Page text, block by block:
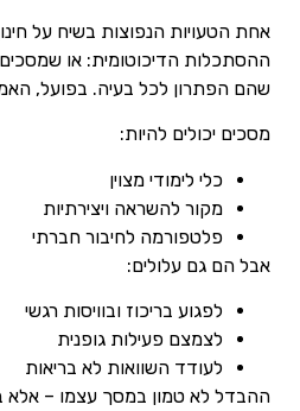
אחת הטעויות הנפוצות בשיח על
ההסתכלות הדיכוטומית: או שמסכים
שהם הפתרון לכל בעיה. בפועל,
מסכים יכולים להיות:
כלי לימודי מצוין
מקור להשראה ויצירתיות
פלטפורמה לחיבור חברתי
אבל הם גם עלולים:
לפגוע בריכוז ובוויסות רגשי
לצמצם פעילות גופנית
לעודד השוואות לא בריאות
ההבדל לא טמון במסך עצמו – אלא